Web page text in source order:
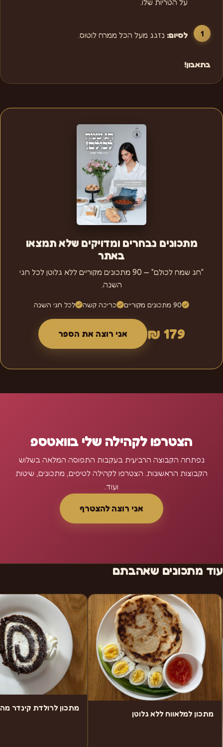
על הטריות שלו.
לסיום: נזגג מעל הכל ממרח לוטוס.
בתאבון!
מתכונים נבחרים ומדויקים שלא תמצאו
באתר
"חג שמח לכולם" — 90 מתכונים מקוריים ללא גלוטן לכל חגי
השנה.
90 מתכונים מקוריים כריכה קשה לכל חגי השנה
179 ₪ אני רוצה את הספר
הצטרפו לקהילה שלי בוואטספ
נפתחה הקבוצה הרביעית בעקבות התפוסה המלאה בשלוש
הקבוצות הראשונות. הצטרפו לקהילה לטיפים, מתכונים, שיטות
ועוד.
אני רוצה להצטרף
עוד מתכונים שאהבתם
מתכון למלאווח ללא גלוטן
מתכון לרולדת קינדר